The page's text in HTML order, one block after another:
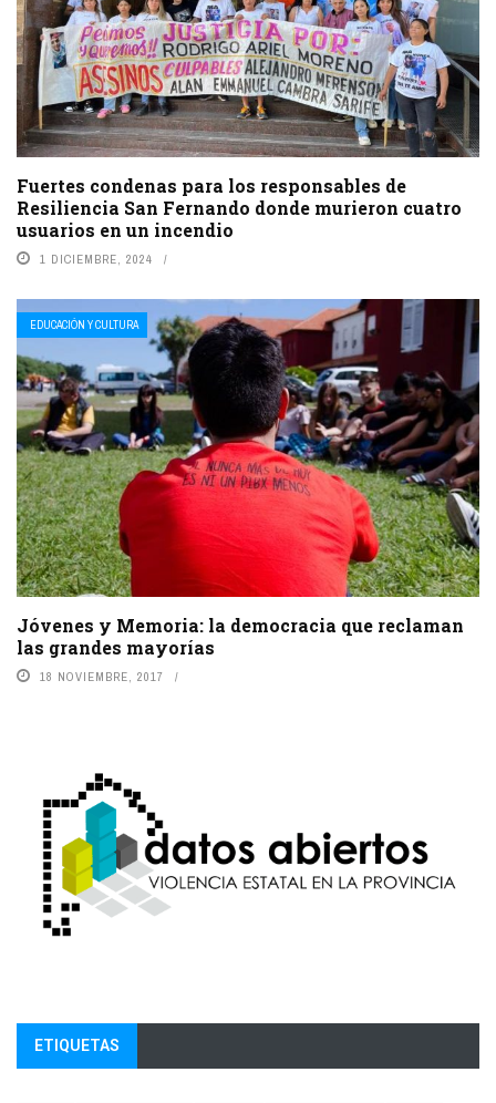
Fuertes condenas para los responsables de
Resiliencia San Fernando donde murieron cuatro
usuarios en un incendio
1 DICIEMBRE, 2024
EDUCACIÓN Y CULTURA
Jóvenes y Memoria: la democracia que reclaman
las grandes mayorías
18 NOVIEMBRE, 2017
ETIQUETAS